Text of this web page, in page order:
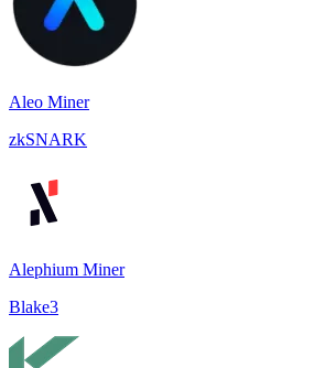
Aleo Miner
zkSNARK
Alephium Miner
Blake3